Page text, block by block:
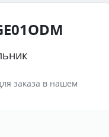
заказа в нашем